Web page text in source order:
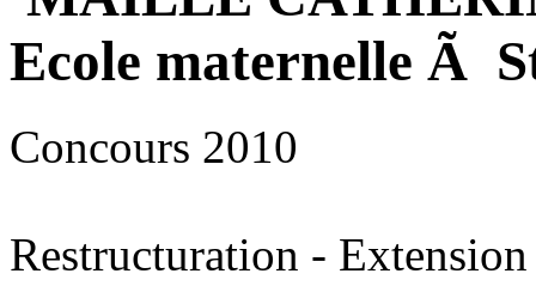
Ecole maternelle Ã
Concours 2010
Restructuration - Extension